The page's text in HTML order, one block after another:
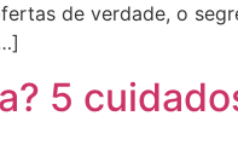
de verdade, o
5